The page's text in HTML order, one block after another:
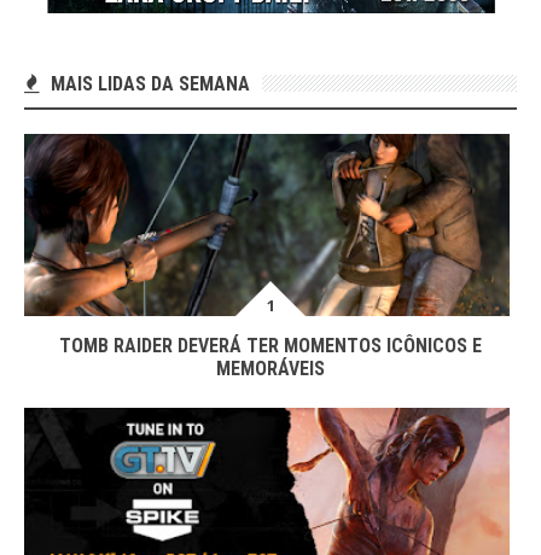
MAIS LIDAS DA SEMANA
TOMB RAIDER DEVERÁ TER MOMENTOS ICÔNICOS E
MEMORÁVEIS